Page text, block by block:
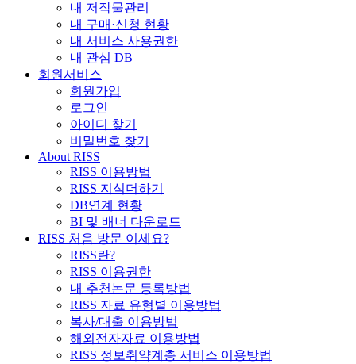
내 저작물관리
내 구매·신청 현황
내 서비스 사용권한
내 관심 DB
회원서비스
회원가입
로그인
아이디 찾기
비밀번호 찾기
About RISS
RISS 이용방법
RISS 지식더하기
DB연계 현황
BI 및 배너 다운로드
RISS 처음 방문 이세요?
RISS란?
RISS 이용권한
내 추천논문 등록방법
RISS 자료 유형별 이용방법
복사/대출 이용방법
해외전자자료 이용방법
RISS 정보취약계층 서비스 이용방법